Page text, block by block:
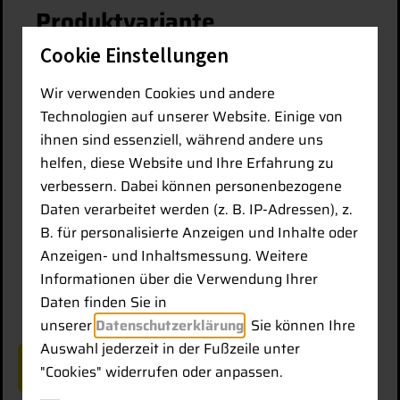
Produktvariante
iCG160 T Smart Antenne LTE & Radio Value
CC180 und build/site Plus
Carry Case
2 Stück GEB334 Li-Ionen-Batterie 10.8
V/3,45 Ah
Halterung
Lotstab, Karbonfaser
1 Jahres Lizenz iCON site/build
ab 23.600 €
ZURÜCK ZUR PRODUKTÜBERSICHT
Cookie Einstellungen
Wir verwenden Cookies und andere
Technologien auf unserer Website. Einige von
ihnen sind essenziell, während andere uns
helfen, diese Website und Ihre Erfahrung zu
verbessern. Dabei können personenbezogene
Daten verarbeitet werden (z. B. IP-Adressen), z.
B. für personalisierte Anzeigen und Inhalte oder
Anzeigen- und Inhaltsmessung. Weitere
Informationen über die Verwendung Ihrer
Daten finden Sie in
unserer Datenschutzerklärung . Sie können Ihre
Auswahl jederzeit in der Fußzeile unter
"Cookies" widerrufen oder anpassen.